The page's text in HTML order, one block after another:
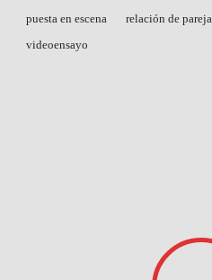
puesta en escena
relación de pareja
videoensayo